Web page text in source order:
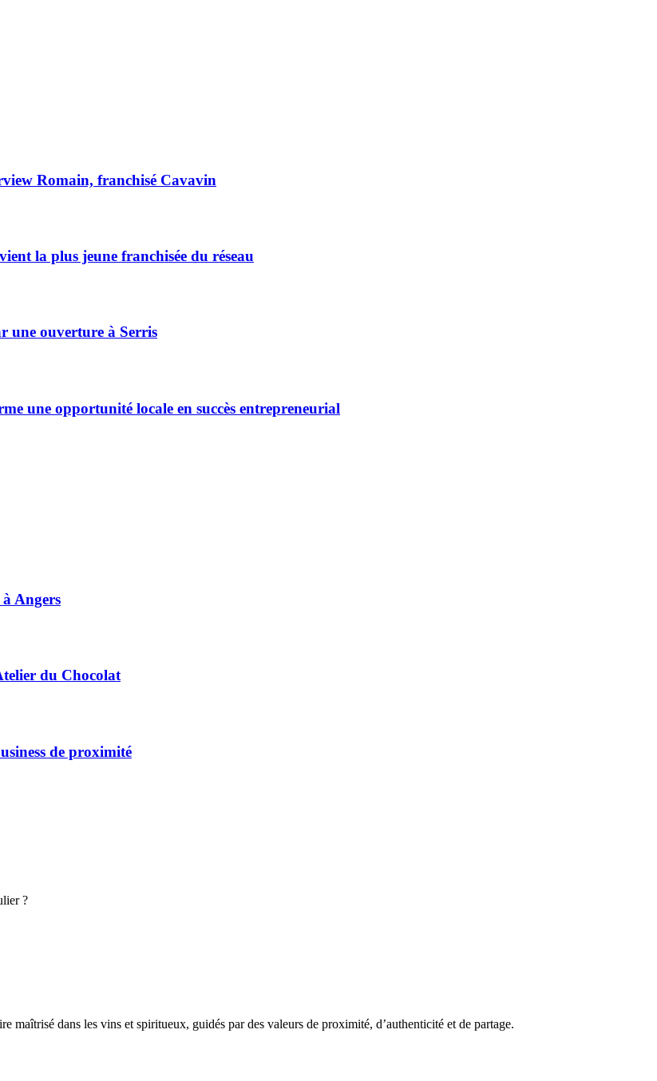
Romain, franchisé Cavavin
la plus jeune franchisée du réseau
une ouverture à Serris
une opportunité locale en succès entrepreneurial
Angers
du Chocolat
de proximité
?
dans les vins et spiritueux, guidés par des valeurs de proximité, d’authenticité et de partage.